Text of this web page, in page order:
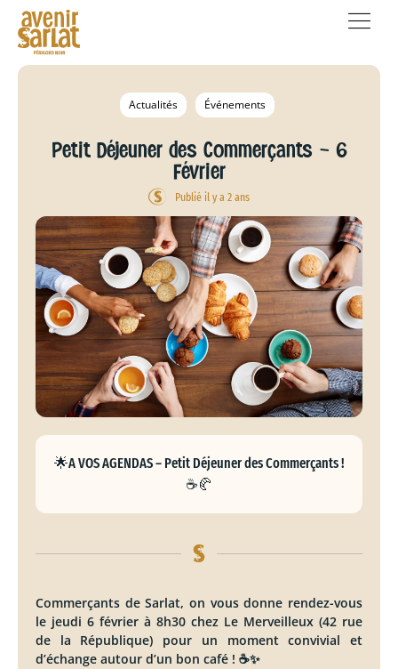
Actualités Événements
Petit Déjeuner des Commerçants – 6
Février
Publié il y a 2 ans
🌟A VOS AGENDAS – Petit Déjeuner des Commerçants !
☕🥐
Commerçants de Sarlat, on vous donne rendez-vous
le jeudi 6 février à 8h30 chez Le Merveilleux (42 rue
de la République) pour un moment convivial et
d’échange autour d’un bon café ! ☕✨